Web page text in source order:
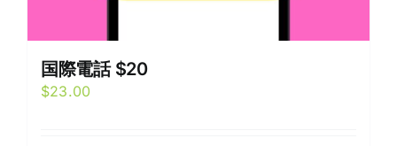
国際電話 $20
$23.00